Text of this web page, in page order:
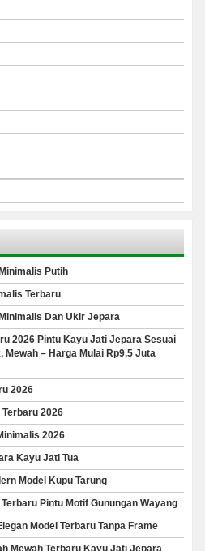
Putih
Terbaru
Dan Ukir Jepara
2026 Pintu Kayu Jati Jepara Sesuai
– Harga Mulai Rp9,5 Juta
2026
2026
2026
Kayu Jati Tua
Model Kupu Tarung
Pintu Motif Gunungan Wayang
Model Terbaru Tanpa Frame